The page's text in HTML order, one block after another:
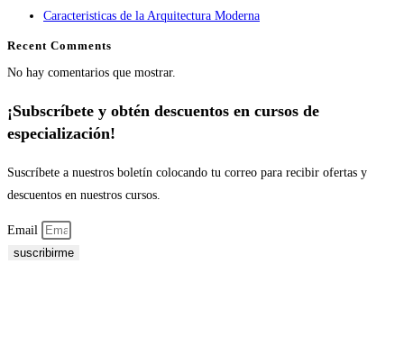
Caracteristicas de la Arquitectura Moderna
Recent Comments
No hay comentarios que mostrar.
¡Subscríbete y obtén descuentos en cursos de
especialización!
Suscríbete a nuestros boletín colocando tu correo para recibir ofertas y
descuentos en nuestros cursos.
Email
suscribirme